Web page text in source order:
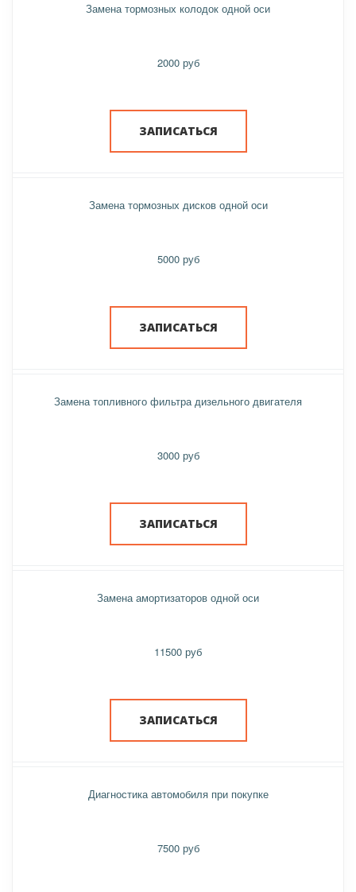
Замена тормозных колодок одной оси
2000 руб
ЗАПИСАТЬСЯ
Замена тормозных дисков одной оси
5000 руб
ЗАПИСАТЬСЯ
Замена топливного фильтра дизельного двигателя
3000 руб
ЗАПИСАТЬСЯ
Замена амортизаторов одной оси
11500 руб
ЗАПИСАТЬСЯ
Диагностика автомобиля при покупке
7500 руб